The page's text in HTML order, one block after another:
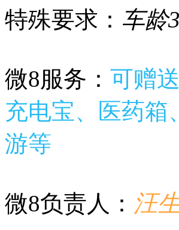
特殊要求： 车龄
微8服务： 可赠
充电宝、医药箱
游等
微8负责人： 汪